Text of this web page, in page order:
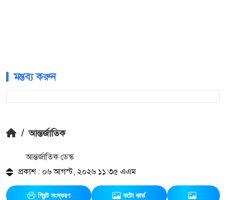
মন্তব্য করুন
/ আন্তর্জাতিক
আন্তর্জাতিক ডেস্ক
প্রকাশ : ০৬ আগস্ট, ২০২৬ ১১:৩৫ এএম
প্রিন্ট সংস্করণ ফটো কার্ড